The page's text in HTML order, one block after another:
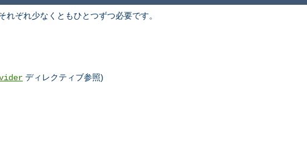
ぞれ少なくともひとつずつ必要です。
ディレクティブ参照)